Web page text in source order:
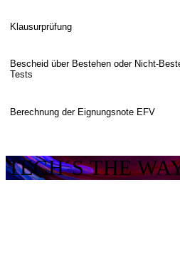
Klausurprüfung
Bescheid über Bestehen oder Nicht-
Tests
Berechnung der Eignungsnote EFV
TECH´S THE